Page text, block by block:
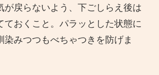
が戻らないよう、下ごしらえ後は
ておくこと。パラッとした状態に
染みつつもべちゃつきを防げま